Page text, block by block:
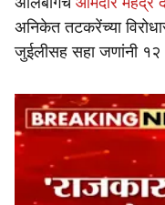
अनिकेत तटकरेंच्या
जुईलीसह सहा जणांनी